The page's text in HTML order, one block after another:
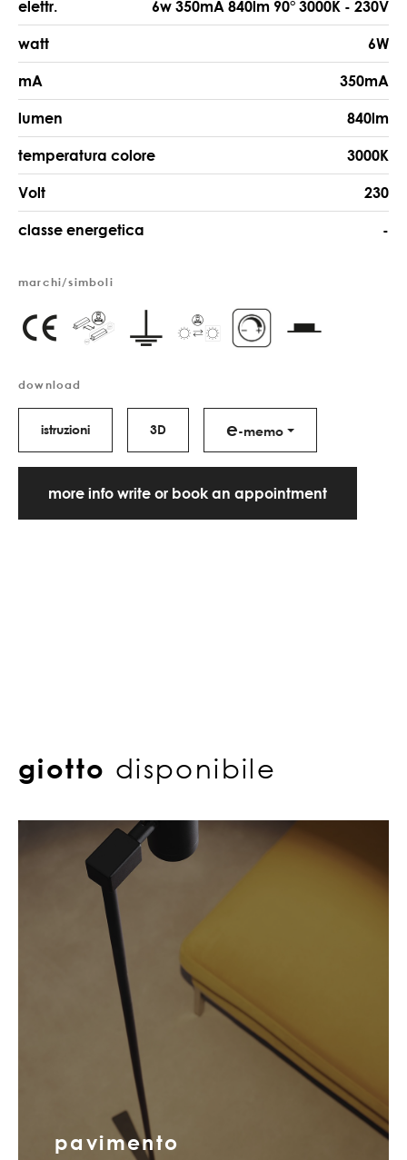
elettr. 6w 350mA 840lm 90° 3000K - 230V
watt 6W
mA 350mA
lumen 840lm
temperatura colore 3000K
Volt 230
classe energetica -
marchi/simboli
download
istruzioni 3D e-memo
more info write or book an appointment
giotto disponibile
pavimento